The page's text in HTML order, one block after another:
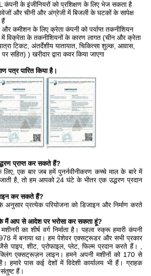
कंपनी के इंजीनियरों को प्रशिक्षण के लिए भेज सकता है
और चीनी और अंग्रेजी में बिजली के घटकों के सापेक्ष
हैं
और कमीशन के लिए क्रेता कंपनी को पर्याप्त तकनीशियन
विक्रेता के तकनीशियनों के कारण लागत (चीन और क्रेता
टिकट, अंतर्देशीय यातायात, चिकित्सा शुल्क, आवास,
सहित) ) खरीदार द्वारा कवर किया जाएगा
पत्र पारित किया है।
प्राप्त कर सकते हैं?
लिए, एक बार जब हमें पुनर्नवीनीकरण कच्चे माल के बारे में
है, तो हम आपको 24 घंटे के भीतर एक उद्धरण प्रदान
कर सकते हैं?
प्रत्येक परियोजना को डिजाइन और निर्माण करते
मैं आप से आदेश पर भरोसा कर सकता हूं?
का शीर्ष वर्ग निर्माता है। पहला स्क्रू हमारी कंपनी
में बनाया था। हम पेशेवर एक्सट्रूडर और सभी प्रकार
पाइप, शीट, प्रोफाइल, प्लेट, फिल्म प्रदान करते हैं। ,
एक्सट्रूज़न लाइन। हमने अपनी मशीनों को 170 से
हमारे पास कई देशों में विदेशी कार्यालय भी हैं। ग्राहक
संतुष्ट हैं।